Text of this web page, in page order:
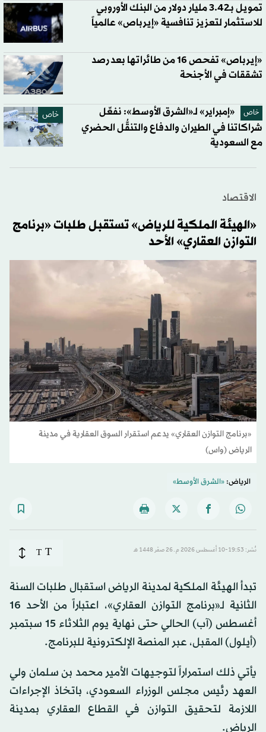
تمويل بـ3.42 مليار دولار من البنك الأوروبي
للاستثمار لتعزيز تنافسية «إيرباص» عالمياً
«إيرباص» تفحص 16 من طائراتها بعد رصد
تشققات في الأجنحة
خاص خاص
«إمبراير» لـ«الشرق الأوسط»: نفعِّل
شراكاتنا في الطيران والدفاع والتنقُّل الحضري
مع السعودية
الاقتصاد
«الهيئة الملكية للرياض» تستقبل طلبات «برنامج
التوازن العقاري» الأحد
«برنامج التوازن العقاري» يدعم استقرار السوق العقارية في مدينة
الرياض (واس)
الرياض:«الشرق الأوسط»
نُشر: 19:53-10 أغسطس 2026 م ـ 26 صفَر 1448 هـ T
T
تبدأ الهيئة الملكية لمدينة الرياض استقبال طلبات السنة
الثانية لـ«برنامج التوازن العقاري»، اعتباراً من الأحد 16
أغسطس (آب) الحالي حتى نهاية يوم الثلاثاء 15 سبتمبر
(أيلول) المقبل، عبر المنصة الإلكترونية للبرنامج.
يأتي ذلك استمراراً لتوجيهات الأمير محمد بن سلمان ولي
العهد رئيس مجلس الوزراء السعودي، باتخاذ الإجراءات
اللازمة لتحقيق التوازن في القطاع العقاري بمدينة
الرياض.